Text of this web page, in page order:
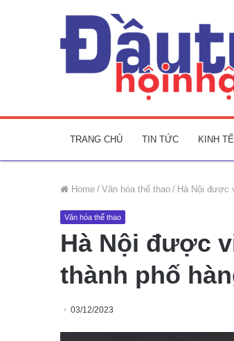
TRANG CHỦ TIN TỨC KINH TẾ
Home / Văn hóa thể thao / Hà Nội được
Văn hóa thể thao
Hà Nội được
thành phố
03/12/2023